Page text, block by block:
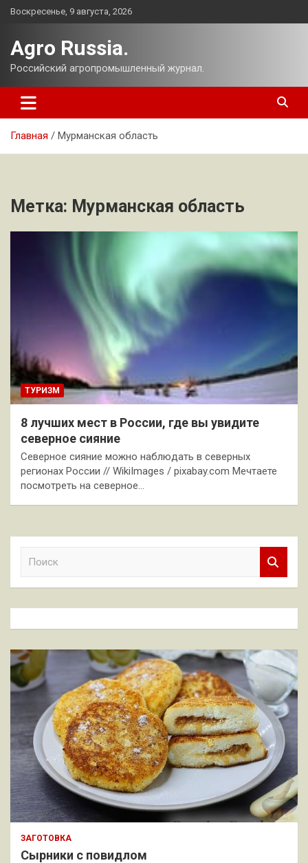
Перейти
Воскресенье, 9 августа, 2026
Agro Russia.
Российский агропромышленный журнал.
Главная Мурманская область
Метка: Мурманская область
ТУРИЗМ
8 лучших мест в России, где вы увидите
северное сияние
Северное сияние можно наблюдать в северных
регионах России // WikiImages / pixabay.com Мечтаете
посмотреть на северное…
к
ЗАГОТОВКА
Сырники с повидлом